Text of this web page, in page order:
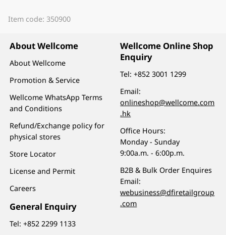
Item code: 350900
About Wellcome
About Wellcome
Promotion & Service
Wellcome WhatsApp Terms
and Conditions
Refund/Exchange policy for
physical stores
Store Locator
License and Permit
Careers
General Enquiry
Tel:+852 2299 1133
Wellcome Online Shop
Enquiry
Tel:+852 3001 1299
Email:
onlineshop@wellcome.com
.hk
Office Hours:
Monday - Sunday
9:00a.m. - 6:00p.m.
B2B & Bulk Order Enquires
Email:
webusiness@dfiretailgroup
.com